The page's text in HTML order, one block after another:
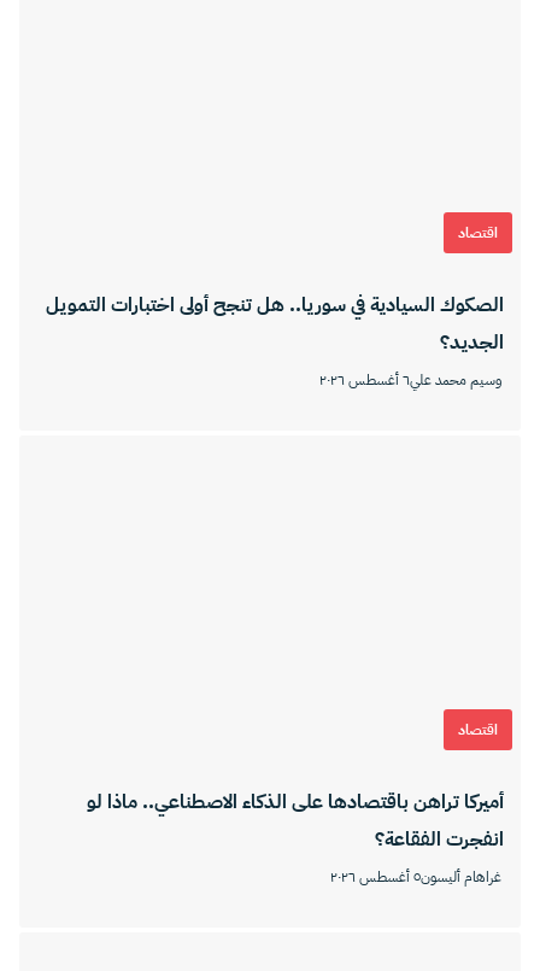
اقتصاد
الصكوك السيادية في سوريا.. هل تنجح أولى اختبارات التمويل
الجديد؟
وسيم محمد علي٦ أغسطس ٢٠٢٦
اقتصاد
أميركا تراهن باقتصادها على الذكاء الاصطناعي.. ماذا لو
انفجرت الفقاعة؟
غراهام أليسون٥ أغسطس ٢٠٢٦